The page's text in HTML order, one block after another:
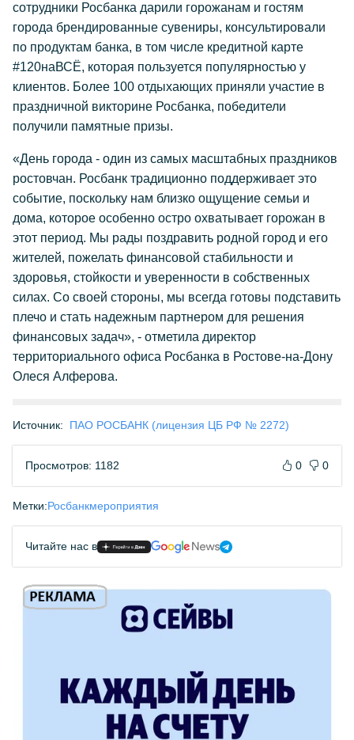
сотрудники Росбанка дарили горожанам и гостям
города брендированные сувениры, консультировали
по продуктам банка, в том числе кредитной карте
#120наВСЁ, которая пользуется популярностью у
клиентов. Более 100 отдыхающих приняли участие в
праздничной викторине Росбанка, победители
получили памятные призы.
«День города - один из самых масштабных праздников
ростовчан. Росбанк традиционно поддерживает это
событие, поскольку нам близко ощущение семьи и
дома, которое особенно остро охватывает горожан в
этот период. Мы рады поздравить родной город и его
жителей, пожелать финансовой стабильности и
здоровья, стойкости и уверенности в собственных
силах. Со своей стороны, мы всегда готовы подставить
плечо и стать надежным партнером для решения
финансовых задач», - отметила директор
территориального офиса Росбанка в Ростове-на-Дону
Олеся Алферова.
Источник: ПАО РОСБАНК (лицензия ЦБ РФ № 2272)
Просмотров: 1182 0 0
Метки:Росбанкмероприятия
Читайте нас в